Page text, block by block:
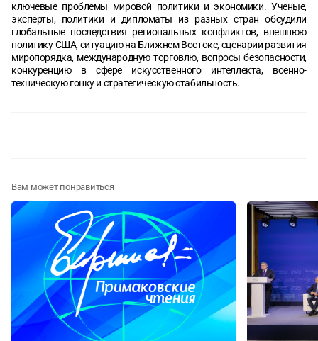
ключевые проблемы мировой политики и экономики. Ученые,
эксперты, политики и дипломаты из разных стран обсудили
глобальные последствия региональных конфликтов, внешнюю
политику США, ситуацию на Ближнем Востоке, сценарии развития
миропорядка, международную торговлю, вопросы безопасности,
конкуренцию в сфере искусственного интеллекта, военно-
техническую гонку и стратегическую стабильность.
Вам может понравиться